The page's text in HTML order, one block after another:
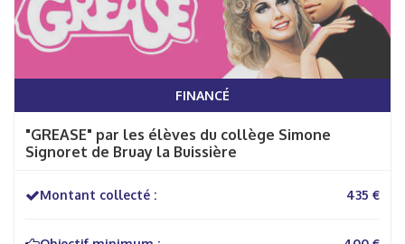
FINANCÉ
"GREASE" par les élèves du collège Simone
Signoret de Bruay la Buissière
Montant collecté : 435 €